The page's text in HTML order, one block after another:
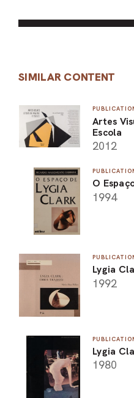
SIMILAR CONTENT
Artes
Escola
2012
O
1994
Lygia
1992
Lygia
1980